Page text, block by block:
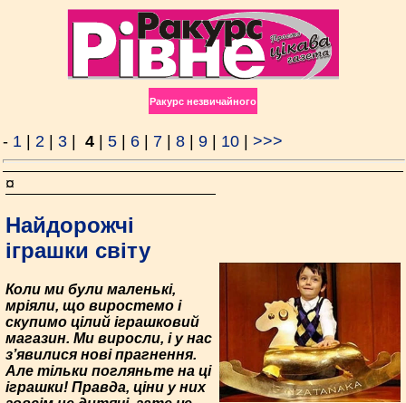
Ракурс незвичайного
- 1 2 3 4 5 6 7 8 9 10 >>>
¤
Найдорожчі
іграшки світу
Коли ми були маленькі,
мріяли, що виростемо і
скупимо цілий іграшковий
магазин. Ми виросли, і у нас
з’явилися нові прагнення.
Але тільки погляньте на ці
іграшки! Правда, ціни у них